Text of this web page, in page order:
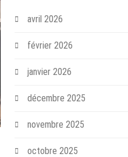
avril 2026
février 2026
janvier 2026
décembre 2025
novembre 2025
octobre 2025